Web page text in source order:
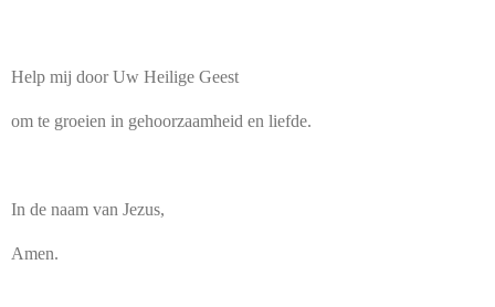
Help mij door Uw Heilige Geest
om te groeien in gehoorzaamheid en liefde.
In de naam van Jezus,
Amen.